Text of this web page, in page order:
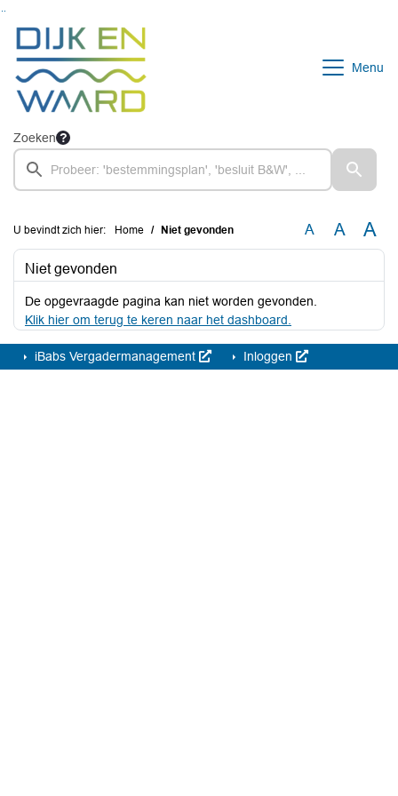
Menu
Zoeken
U bevindt zich hier: Home Niet gevonden A A A
Niet gevonden
De opgevraagde pagina kan niet worden gevonden.
Klik hier om terug te keren naar het dashboard.
iBabs Vergadermanagement Inloggen